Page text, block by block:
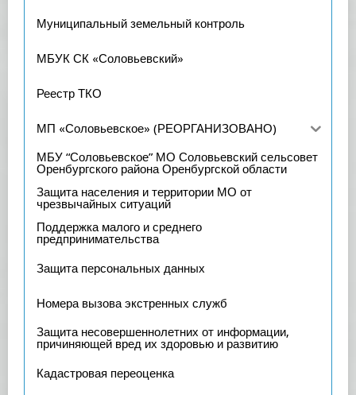
Муниципальный земельный контроль
МБУК СК «Соловьевский»
Реестр ТКО
МП «Соловьевское» (РЕОРГАНИЗОВАНО)
МБУ “Соловьевское” МО Соловьевский сельсовет
Оренбургского района Оренбургской области
Защита населения и территории МО от
чрезвычайных ситуаций
Поддержка малого и среднего
предпринимательства
Защита персональных данных
Номера вызова экстренных служб
Защита несовершеннолетних от информации,
причиняющей вред их здоровью и развитию
Кадастровая переоценка